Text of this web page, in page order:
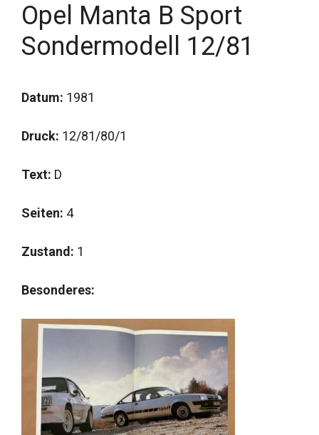
Opel Manta B Sport
Sondermodell 12/81
Datum: 1981
Druck: 12/81/80/1
Text: D
Seiten: 4
Zustand: 1
Besonderes: